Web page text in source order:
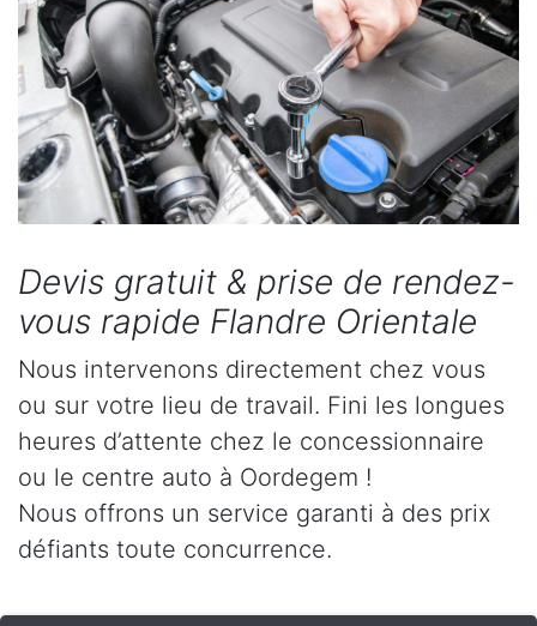
Devis gratuit & prise de rendez-
vous rapide Flandre Orientale
Nous intervenons directement chez vous
ou sur votre lieu de travail. Fini les longues
heures d’attente chez le concessionnaire
ou le centre auto à Oordegem !
Nous offrons un service garanti à des prix
défiants toute concurrence.